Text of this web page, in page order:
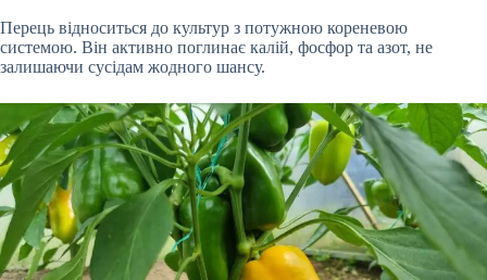
Перець відноситься до культур з потужною кореневою
системою. Він активно поглинає калій, фосфор та азот, не
залишаючи сусідам жодного шансу.